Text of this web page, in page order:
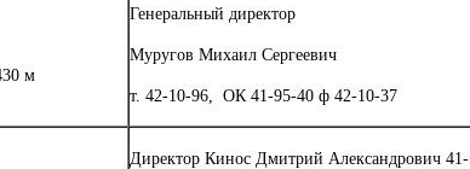
м
Генеральный директор
Муругов Михаил Сергеевич
т. 42-10-96, ОК 41-95-40 ф 42-10-37
Директор Кинос Дмитрий Александрович 41-